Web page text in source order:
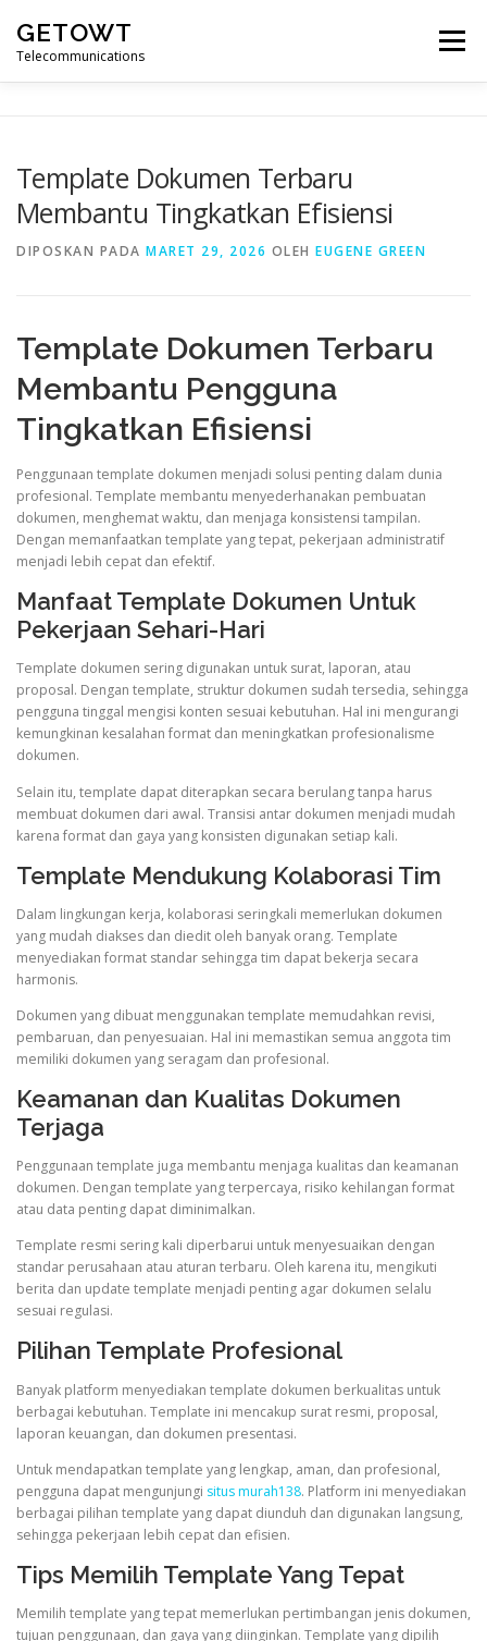
konten
GETOWT
Telecommunications
Menu
Template Dokumen Terbaru
Membantu Tingkatkan Efisiensi
DIPOSKAN PADA MARET 29, 2026 OLEH EUGENE GREEN
Template Dokumen Terbaru
Membantu Pengguna
Tingkatkan Efisiensi
Penggunaan template dokumen menjadi solusi penting dalam dunia
profesional. Template membantu menyederhanakan pembuatan
dokumen, menghemat waktu, dan menjaga konsistensi tampilan.
Dengan memanfaatkan template yang tepat, pekerjaan administratif
menjadi lebih cepat dan efektif.
Manfaat Template Dokumen Untuk
Pekerjaan Sehari-Hari
Template dokumen sering digunakan untuk surat, laporan, atau
proposal. Dengan template, struktur dokumen sudah tersedia, sehingga
pengguna tinggal mengisi konten sesuai kebutuhan. Hal ini mengurangi
kemungkinan kesalahan format dan meningkatkan profesionalisme
dokumen.
Selain itu, template dapat diterapkan secara berulang tanpa harus
membuat dokumen dari awal. Transisi antar dokumen menjadi mudah
karena format dan gaya yang konsisten digunakan setiap kali.
Template Mendukung Kolaborasi Tim
Dalam lingkungan kerja, kolaborasi seringkali memerlukan dokumen
yang mudah diakses dan diedit oleh banyak orang. Template
menyediakan format standar sehingga tim dapat bekerja secara
harmonis.
Dokumen yang dibuat menggunakan template memudahkan revisi,
pembaruan, dan penyesuaian. Hal ini memastikan semua anggota tim
memiliki dokumen yang seragam dan profesional.
Keamanan dan Kualitas Dokumen
Terjaga
Penggunaan template juga membantu menjaga kualitas dan keamanan
dokumen. Dengan template yang terpercaya, risiko kehilangan format
atau data penting dapat diminimalkan.
Template resmi sering kali diperbarui untuk menyesuaikan dengan
standar perusahaan atau aturan terbaru. Oleh karena itu, mengikuti
berita dan update template menjadi penting agar dokumen selalu
sesuai regulasi.
Pilihan Template Profesional
Banyak platform menyediakan template dokumen berkualitas untuk
berbagai kebutuhan. Template ini mencakup surat resmi, proposal,
laporan keuangan, dan dokumen presentasi.
Untuk mendapatkan template yang lengkap, aman, dan profesional,
pengguna dapat mengunjungi situs murah138. Platform ini menyediakan
berbagai pilihan template yang dapat diunduh dan digunakan langsung,
sehingga pekerjaan lebih cepat dan efisien.
Tips Memilih Template Yang Tepat
Memilih template yang tepat memerlukan pertimbangan jenis dokumen,
tujuan penggunaan, dan gaya yang diinginkan. Template yang dipilih